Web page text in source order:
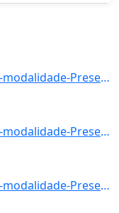
156: municipio-Teresina-centro-CCE-modalidade-Presencial-convenio--selecao-SISU_COTA-cota-AA-7-sexo--uf--]
157: municipio-Teresina-centro-CCE-modalidade-Presencial-convenio--selecao-SISU_COTA-cota-AA-8-sexo-M-uf-]
158: municipio-Teresina-centro-CCE-modalidade-Presencial-convenio--selecao-SISU-cota-AC-sexo-F-uf--ano_in]